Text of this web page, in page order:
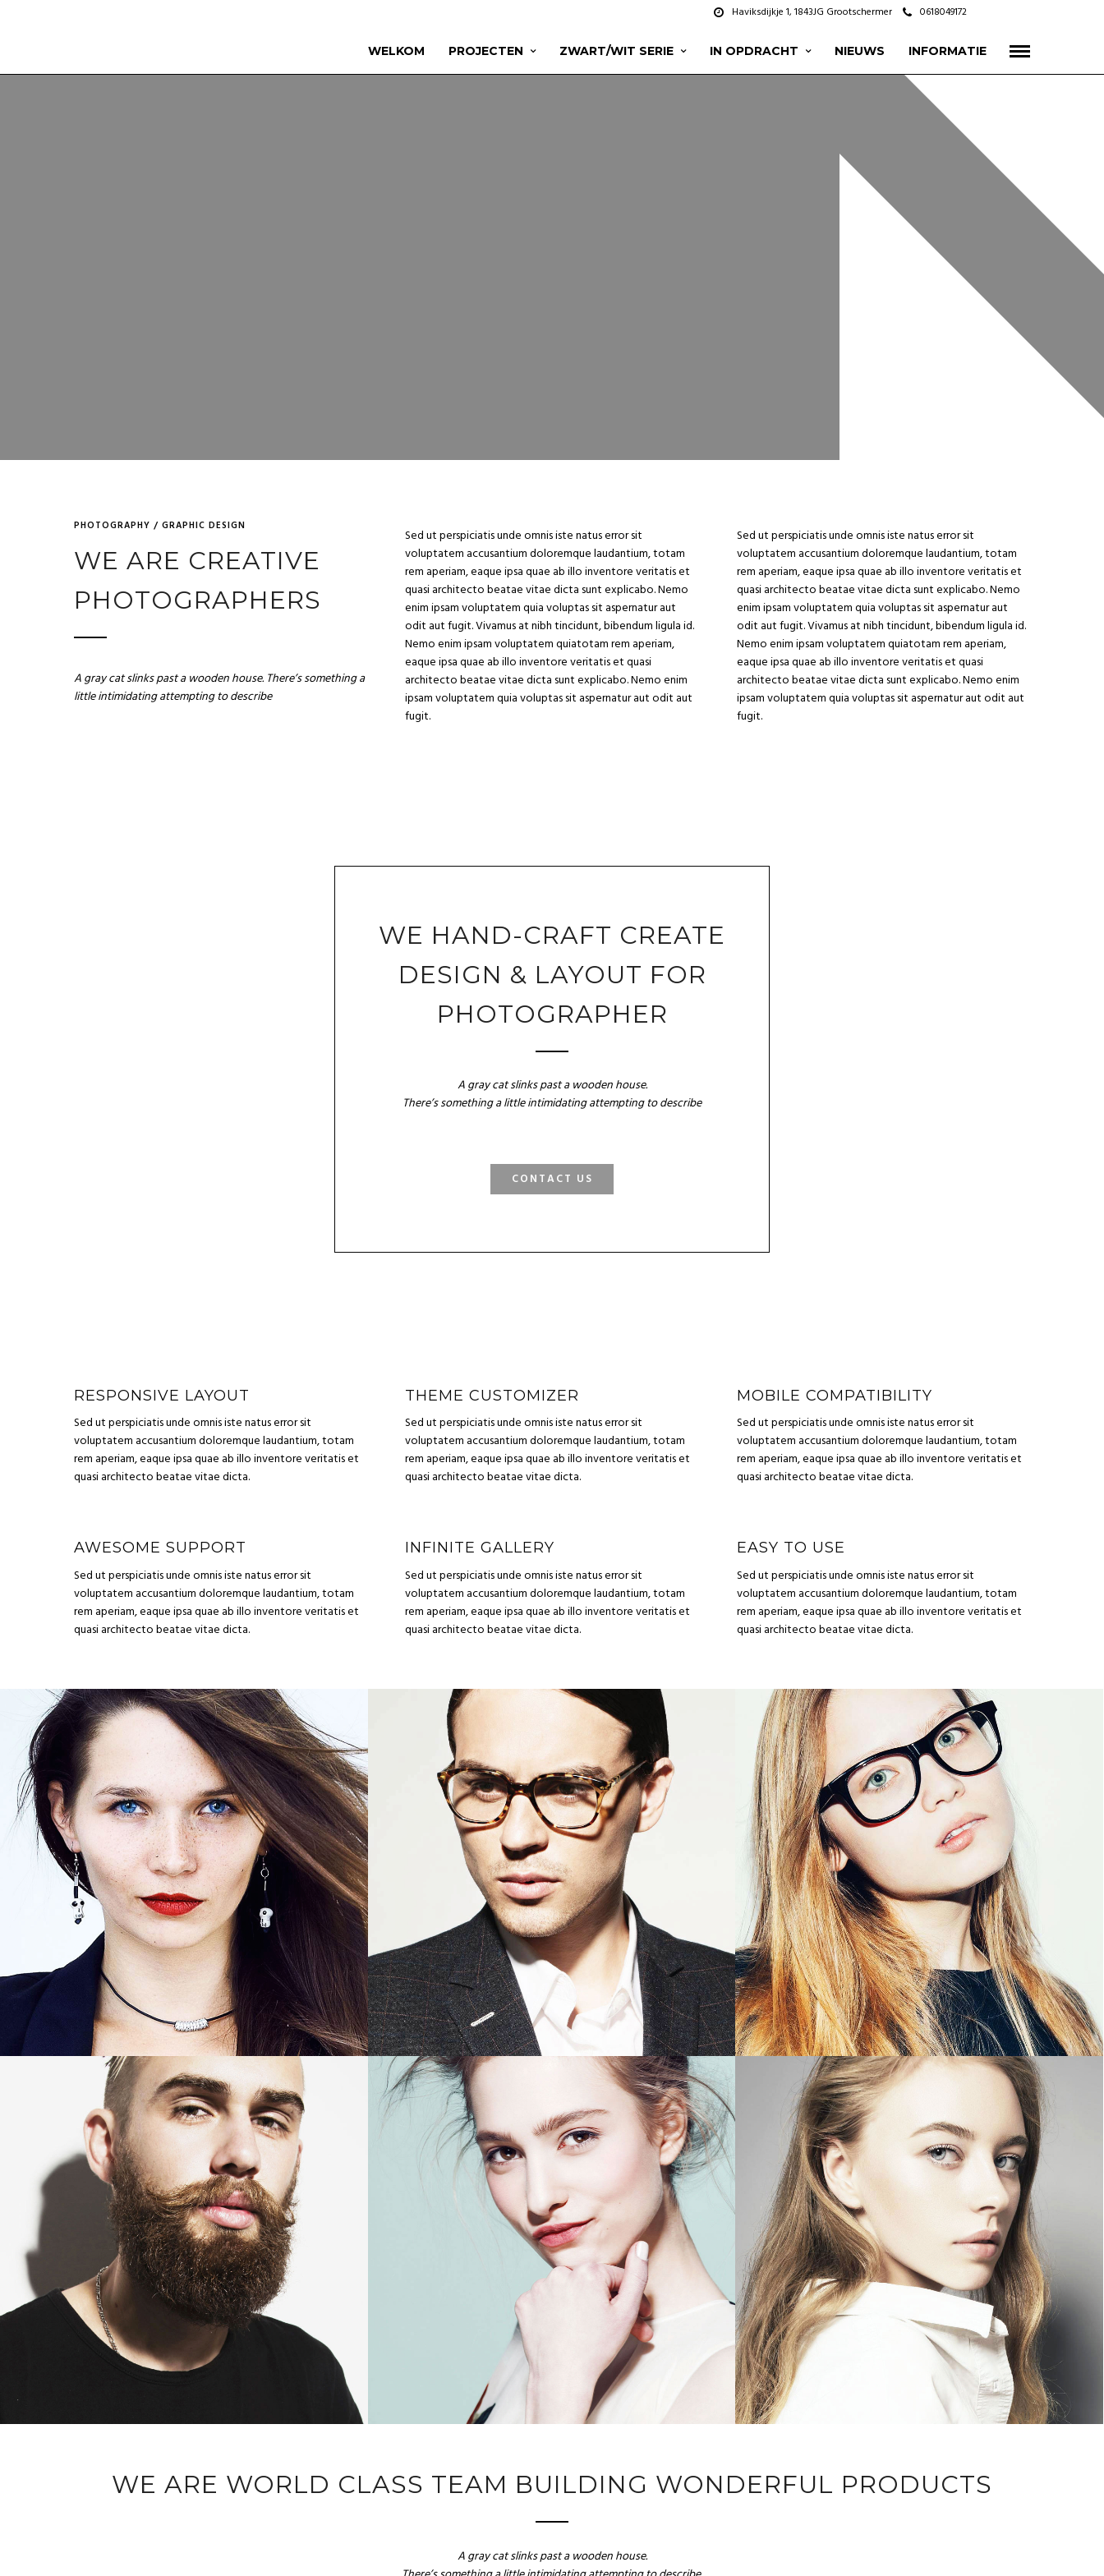
Haviksdijkje 1, 1843JG Grootschermer 0618049172
WELKOM PROJECTEN ZWART/WIT SERIE IN OPDRACHT NIEUWS INFORMATIE
PHOTOGRAPHY / GRAPHIC DESIGN
WE ARE CREATIVE
PHOTOGRAPHERS
A gray cat slinks past a wooden house. There’s something a
little intimidating attempting to describe
Sed ut perspiciatis unde omnis iste natus error sit
voluptatem accusantium doloremque laudantium, totam
rem aperiam, eaque ipsa quae ab illo inventore veritatis et
quasi architecto beatae vitae dicta sunt explicabo. Nemo
enim ipsam voluptatem quia voluptas sit aspernatur aut
odit aut fugit. Vivamus at nibh tincidunt, bibendum ligula id.
Nemo enim ipsam voluptatem quiatotam rem aperiam,
eaque ipsa quae ab illo inventore veritatis et quasi
architecto beatae vitae dicta sunt explicabo. Nemo enim
ipsam voluptatem quia voluptas sit aspernatur aut odit aut
fugit.
Sed ut perspiciatis unde omnis iste natus error sit
voluptatem accusantium doloremque laudantium, totam
rem aperiam, eaque ipsa quae ab illo inventore veritatis et
quasi architecto beatae vitae dicta sunt explicabo. Nemo
enim ipsam voluptatem quia voluptas sit aspernatur aut
odit aut fugit. Vivamus at nibh tincidunt, bibendum ligula id.
Nemo enim ipsam voluptatem quiatotam rem aperiam,
eaque ipsa quae ab illo inventore veritatis et quasi
architecto beatae vitae dicta sunt explicabo. Nemo enim
ipsam voluptatem quia voluptas sit aspernatur aut odit aut
fugit.
WE HAND-CRAFT CREATE
DESIGN & LAYOUT FOR
PHOTOGRAPHER
A gray cat slinks past a wooden house.
There’s something a little intimidating attempting to describe
CONTACT US
RESPONSIVE LAYOUT
Sed ut perspiciatis unde omnis iste natus error sit
voluptatem accusantium doloremque laudantium, totam
rem aperiam, eaque ipsa quae ab illo inventore veritatis et
quasi architecto beatae vitae dicta.
THEME CUSTOMIZER
Sed ut perspiciatis unde omnis iste natus error sit
voluptatem accusantium doloremque laudantium, totam
rem aperiam, eaque ipsa quae ab illo inventore veritatis et
quasi architecto beatae vitae dicta.
MOBILE COMPATIBILITY
Sed ut perspiciatis unde omnis iste natus error sit
voluptatem accusantium doloremque laudantium, totam
rem aperiam, eaque ipsa quae ab illo inventore veritatis et
quasi architecto beatae vitae dicta.
AWESOME SUPPORT
Sed ut perspiciatis unde omnis iste natus error sit
voluptatem accusantium doloremque laudantium, totam
rem aperiam, eaque ipsa quae ab illo inventore veritatis et
quasi architecto beatae vitae dicta.
INFINITE GALLERY
Sed ut perspiciatis unde omnis iste natus error sit
voluptatem accusantium doloremque laudantium, totam
rem aperiam, eaque ipsa quae ab illo inventore veritatis et
quasi architecto beatae vitae dicta.
EASY TO USE
Sed ut perspiciatis unde omnis iste natus error sit
voluptatem accusantium doloremque laudantium, totam
rem aperiam, eaque ipsa quae ab illo inventore veritatis et
quasi architecto beatae vitae dicta.
WE ARE WORLD CLASS TEAM BUILDING WONDERFUL PRODUCTS
A gray cat slinks past a wooden house.